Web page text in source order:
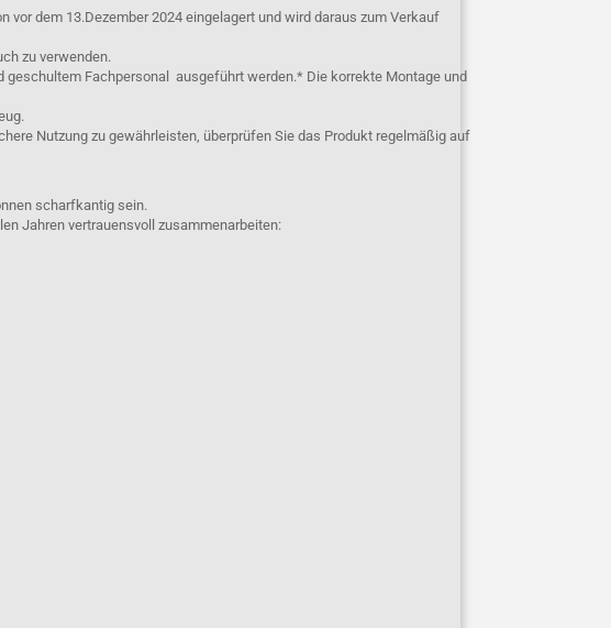
dem 13.Dezember 2024 eingelagert und wird daraus zum Verkauf
zu verwenden.
Fachpersonal ausgeführt werden.* Die korrekte Montage und
Nutzung zu gewährleisten, überprüfen Sie das Produkt regelmäßig auf
scharfkantig sein.
Jahren vertrauensvoll zusammenarbeiten: